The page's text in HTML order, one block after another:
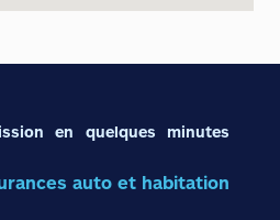
en quelques minutes
auto et habitation